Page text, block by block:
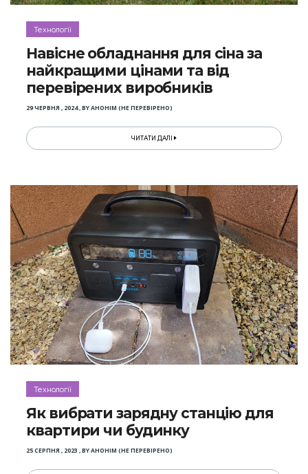
Технології
Навісне обладнання для сіна за
найкращими цінами та від
перевірених виробників
29 ЧЕРВНЯ , 2024,BYАНОНІМ (НЕ ПЕРЕВІРЕНО)
ЧИТАТИ ДАЛІ
Технології
Як вибрати зарядну станцію для
квартири чи будинку
25 СЕРПНЯ , 2023 ,BYАНОНІМ (НЕ ПЕРЕВІРЕНО)